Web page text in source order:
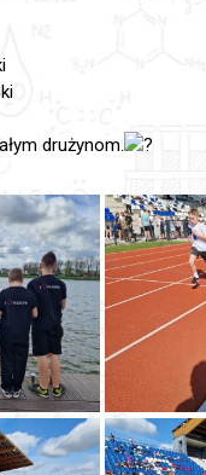
drużynom.